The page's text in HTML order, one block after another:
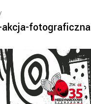
akcja-fotograficzna